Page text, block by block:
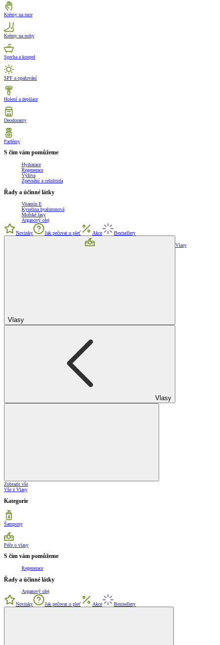
Krémy na ruce
Krémy na nohy
Sprcha a koupel
SPF a opalování
Holení a depilace
Deodoranty
Parfémy
S čím vám pomůžeme
Hydratace
Regenerace
Výživa
Zpevnění a celulitida
Řady a účinné látky
Vitamín E
Kyselina hyaluronová
Mořské řasy
Arganový olej
Novinky Jak pečovat o pleť Akce Bestsellery
Vlasy
Vlasy
Vlasy
Zobrazit vše
Vše z Vlasy
Kategorie
Šampony
Péče o vlasy
S čím vám pomůžeme
Regenerace
Řady a účinné látky
Arganový olej
Novinky Jak pečovat o pleť Akce Bestsellery